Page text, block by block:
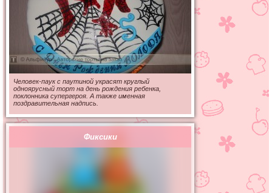
Человек-паук с паутиной украсят круглый
одноярусный торт на день рождения ребенка,
поклонника супергероя. А также именная
поздравительная надпись.
Фиксики